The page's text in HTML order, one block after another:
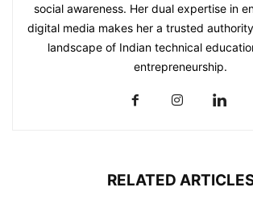
social awareness. Her dual expertise in
digital media makes her a trusted
landscape of Indian technical
entrepreneurship.
RELATED